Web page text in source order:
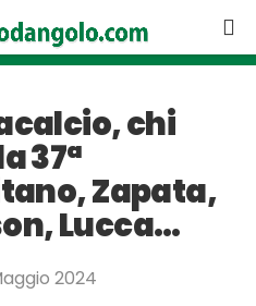
chi
37ª
Zapata,
Lucca…
2024